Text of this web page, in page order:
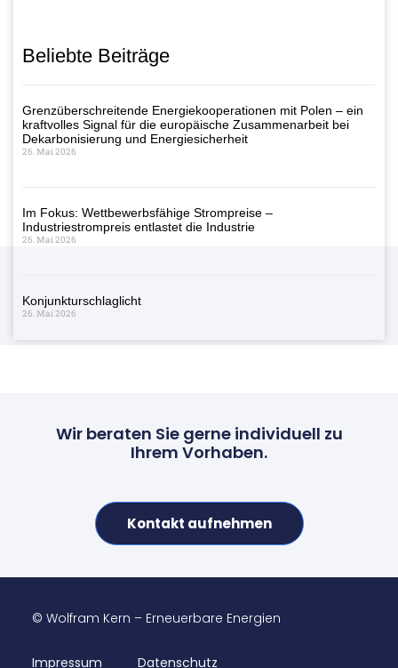
Beliebte Beiträge
Grenzüberschreitende Energiekooperationen mit Polen – ein
kraftvolles Signal für die europäische Zusammenarbeit bei
Dekarbonisierung und Energiesicherheit
26. Mai 2026
Im Fokus: Wettbewerbsfähige Strompreise –
Industriestrompreis entlastet die Industrie
26. Mai 2026
Konjunkturschlaglicht
26. Mai 2026
Wir beraten Sie gerne individuell zu
Ihrem Vorhaben.
Kontakt aufnehmen
© Wolfram Kern – Erneuerbare Energien
Impressum Datenschutz